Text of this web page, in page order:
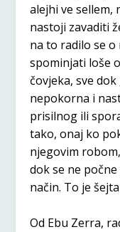
alejhi ve sellem,
nastoji zavaditi
na to radilo se o
spominjati loše
čovjeka, sve
nepokorna i
prisilnog ili
tako, onaj ko
njegovim
dok se ne
način. To je
Od Ebu Zerra,